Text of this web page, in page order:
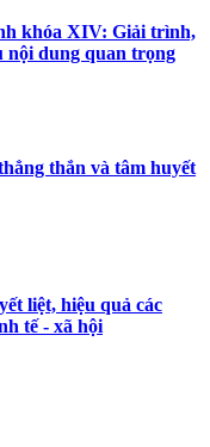
khóa XIV: Giải trình,
nội dung quan trọng
thắn và tâm huyết
liệt, hiệu quả các
tế - xã hội